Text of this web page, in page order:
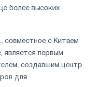
более высоких
совместное с Китаем
является первым
создавшим центр
для